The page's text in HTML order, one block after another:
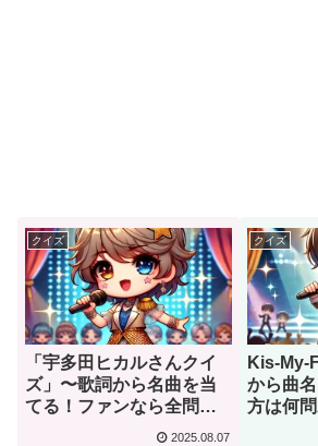
クイズ
「宇多田ヒカルさんクイ
ズ」〜歌詞から名曲を当
てる！ファンなら全問正
解できる？〜【全10問】
2025.08.07
クイズ
Kis-My-
から曲
方は何